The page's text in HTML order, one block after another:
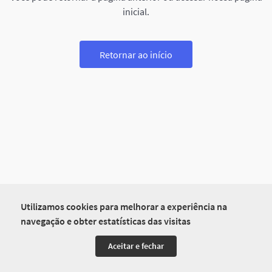
Utilizamos cookies para melhorar a experiência na
navegação e obter estatísticas das visitas
Aceitar e fechar
inicial.
Retornar ao início